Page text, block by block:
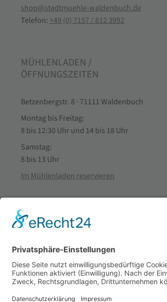
shop@stadtmuehle-waldenbuch.de
Telefon:+49 (0) 7157 / 812 3992
MÜHLENLADEN /
ÖFFNUNGSZEITEN
Betzenbergstr. 8 · 71111 Waldenbuch
Montag bis Freitag:
8 bis 12:30 Uhr und 14 bis 18 Uhr
Samstag:
8 bis 13 Uhr
Im Mühlenladen reservieren
© Stadtmühle Waldenbuch 2026– Dein
Alle Preise inkl. der gesetzlichen MwSt. Die